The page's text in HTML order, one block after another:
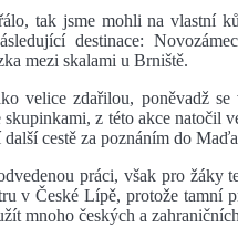
tak jsme mohli na vlastní
destinace:
mezi skalami u Brniště.
velice zdařilou, poněvadž
z této akce natočil
cestě za poznáním do
práci, však pro žáky
v České Lípě, protože tamní
mnoho českých a